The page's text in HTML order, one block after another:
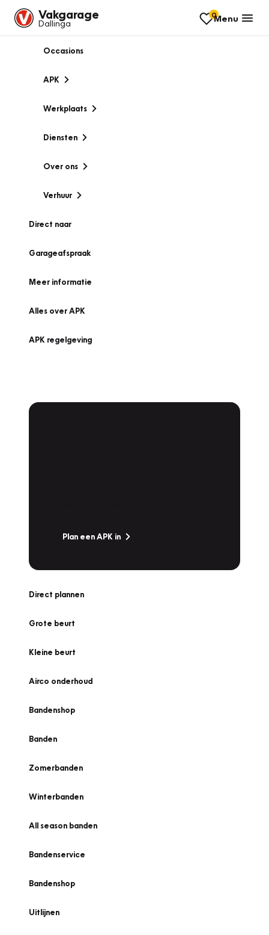
Vakgarage
Dallinga
0Menu
Occasions
APK
Werkplaats
Diensten
Over ons
Verhuur
Direct naar
Garageafspraak
Meer informatie
Alles over APK
APK regelgeving
Plan een APK in
Direct plannen
Grote beurt
Kleine beurt
Airco onderhoud
Bandenshop
Banden
Zomerbanden
Winterbanden
All season banden
Bandenservice
Bandenshop
Uitlijnen